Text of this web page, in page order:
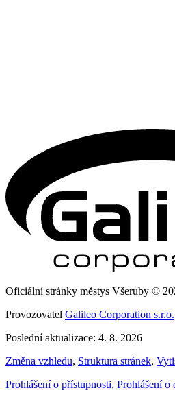
Oficiální stránky městys Všeruby ©
Provozovatel Galileo Corporation s.r.o.
Poslední aktualizace: 4. 8. 2026
Změna vzhledu, Struktura stránek,
Prohlášení o přístupnosti, Prohlášení o